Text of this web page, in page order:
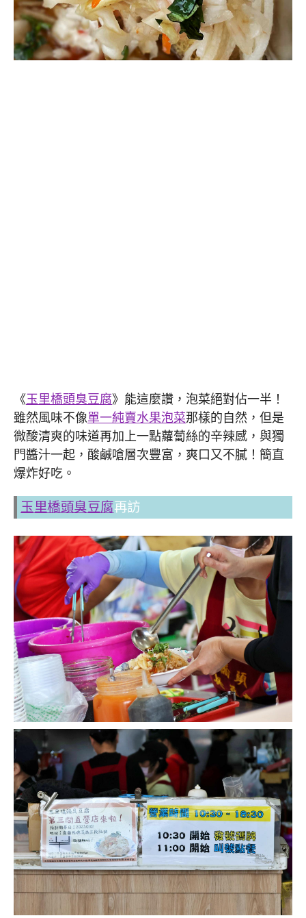
《玉里橋頭臭豆腐》能這麼讚，泡菜絕對佔一半！
雖然風味不像單一純賣水果泡菜那樣的自然，但是
微酸清爽的味道再加上一點蘿蔔絲的辛辣感，與獨
門醬汁一起，酸鹹嗆層次豐富，爽口又不膩！簡直
爆炸好吃。
玉里橋頭臭豆腐再訪